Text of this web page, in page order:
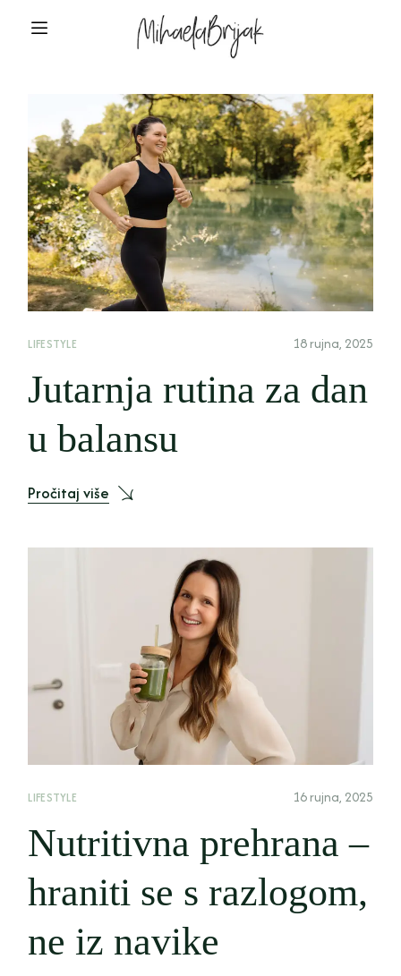
LIFESTYLE 18 rujna, 2025
Jutarnja rutina za dan
u balansu
Pročitaj više
LIFESTYLE 16 rujna, 2025
Nutritivna prehrana –
hraniti se s razlogom,
ne iz navike